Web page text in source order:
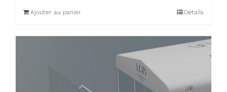
Ajouter au panier Détails